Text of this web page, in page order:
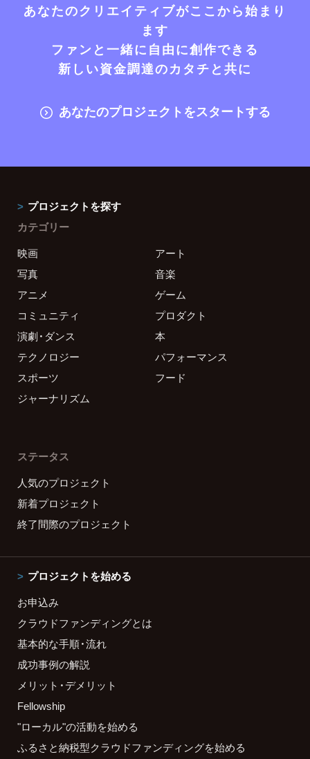
あなたのクリエイティブがここから始まり
ます
ファンと一緒に自由に創作できる
新しい資金調達のカタチと共に
あなたのプロジェクトをスタートする
プロジェクトを探す
カテゴリー
映画
アート
写真
音楽
アニメ
ゲーム
コミュニティ
プロダクト
演劇・ダンス
本
テクノロジー
パフォーマンス
スポーツ
フード
ジャーナリズム
ステータス
人気のプロジェクト
新着プロジェクト
終了間際のプロジェクト
プロジェクトを始める
お申込み
クラウドファンディングとは
基本的な手順・流れ
成功事例の解説
メリット・デメリット
Fellowship
"ローカル"の活動を始める
ふるさと納税型クラウドファンディングを始める